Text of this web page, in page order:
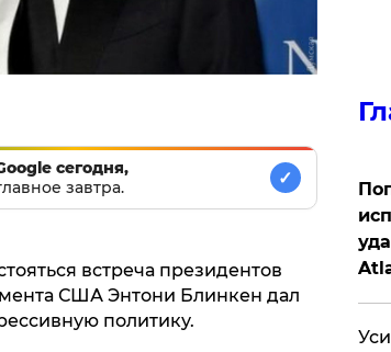
сегодня,
завтра.
✓
встреча президентов
США Энтони Блинкен дал
политику.